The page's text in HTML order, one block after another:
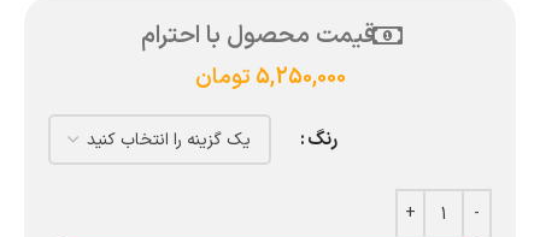
قیمت محصول با احترام
5,250,000 تومان
رنگ